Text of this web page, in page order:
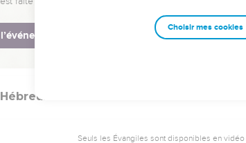
Et le juste vivra par la foi ; mais s'il revient en
39 Quant à nous, nous ne faisons pas partie de
Hébreux
Seuls les Évangiles sont disponibles en vidéo
Choisir mes cookies